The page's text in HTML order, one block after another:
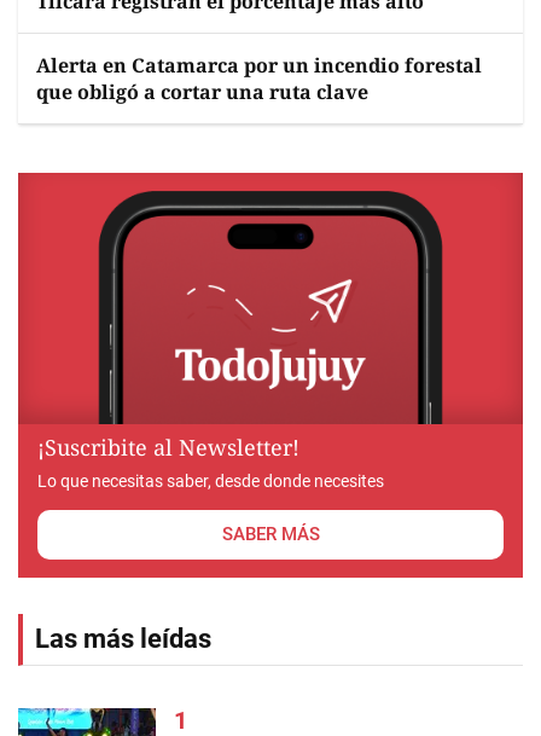
Alerta en Catamarca por un incendio forestal
que obligó a cortar una ruta clave
¡Suscribite al Newsletter!
Lo que necesitas saber, desde donde necesites
SABER MÁS
Las más leídas